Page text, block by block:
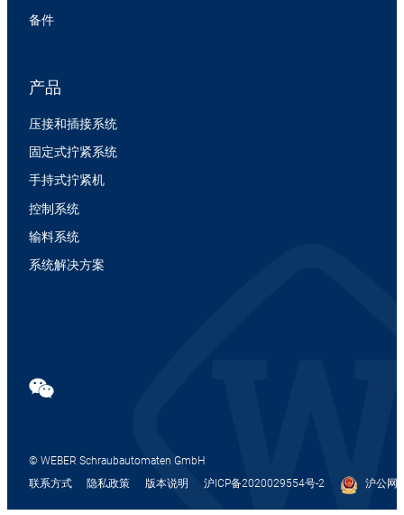
备件
产品
压接和插接系统
固定式拧紧系统
手持式拧紧机
控制系统
输料系统
系统解决方案
© WEBER Schraubautomaten GmbH
联系方式
隐私政策 版本说明 沪ICP备2020029554号-2 沪公网